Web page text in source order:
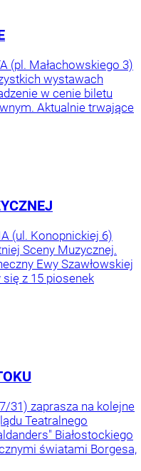
(pl. Małachowskiego 3)
wystawach
w cenie biletu
Aktualnie trwające
(ul. Konopnickiej 6)
Sceny Muzycznej.
Ewy Szawłowskiej
się z 15 piosenek
31) zaprasza na kolejne
Teatralnego
Białostockiego
światami Borgesa,